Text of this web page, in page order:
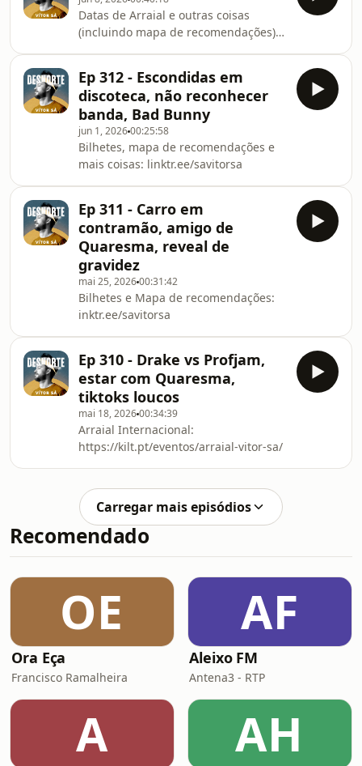
Datas de Arraial e outras coisas
(incluindo mapa de recomendações):
Ep 312 - Escondidas em
discoteca, não reconhecer
banda, Bad Bunny
jun 1, 202600:25:58
Bilhetes, mapa de recomendações e
mais coisas: linktr.ee/savitorsa
Ep 311 - Carro em
contramão, amigo de
Quaresma, reveal de
gravidez
mai 25, 202600:31:42
Bilhetes e Mapa de recomendações:
inktr.ee/savitorsa
Ep 310 - Drake vs Profjam,
estar com Quaresma,
tiktoks loucos
mai 18, 202600:34:39
Arraial Internacional:
https://kilt.pt/eventos/arraial-vitor-sa/
Carregar mais episódios
Recomendado
OE
Ora Eça
Francisco Ramalheira
AF
Aleixo FM
Antena3 - RTP
A AH